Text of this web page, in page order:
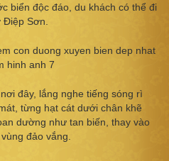
biển độc đáo, du khách có thể đi
Điệp Sơn.
đây, lắng nghe tiếng sóng rì
từng hạt cát dưới chân khẽ
dường như tan biến, thay vào
đảo vắng.